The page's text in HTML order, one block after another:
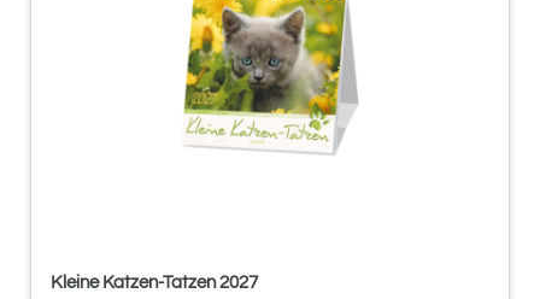
Kleine Katzen-Tatzen 2027